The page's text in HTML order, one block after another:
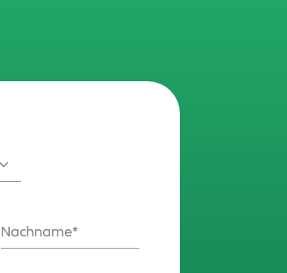
Nachname